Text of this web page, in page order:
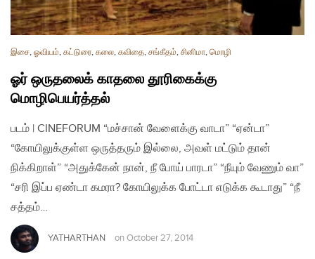
இசை, ஓவியம், கட்டுரை, கலை, கவிதை, சங்கீதம், சினிமா, மொழி
ஓர் ஒருதலைக் காதலை தூரிகைக்கு
மொழிபெயர்த்தல்
படம் | CINEFORUM “மச்சான் வேளைக்கு வாடா” “ஏன்டா”
“கோயிலுக்குள்ள ஒருத்தரும் இல்லை, அவள் மட்டும் தான்
நிக்கிறாள்” “அதுக்கேன் நான், நீ போய் பாரடா” “நீயும் வேணும் வா”
“சரி இப்ப ஏண்டா கமரா? கோயிலுக்க போட்டா எடுக்க கூடாது” “நீ
சத்தம்…
YATHARTHAN on October 27, 2014